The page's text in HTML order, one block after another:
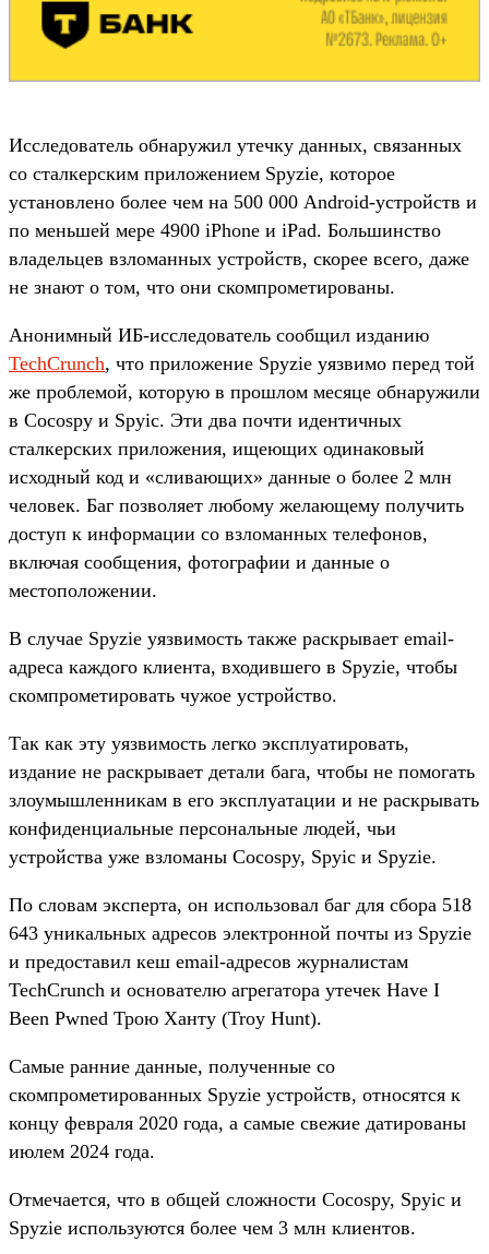
Исследователь обнаружил утечку данных, связанных
со сталкерским приложением Spyzie, которое
установлено более чем на 500 000 Android-устройств и
по меньшей мере 4900 iPhone и iPad. Большинство
владельцев взломанных устройств, скорее всего, даже
не знают о том, что они скомпрометированы.
Анонимный ИБ-исследователь сообщил изданию
TechCrunch, что приложение Spyzie уязвимо перед той
же проблемой, которую в прошлом месяце обнаружили
в Cocospy и Spyic. Эти два почти идентичных
сталкерских приложения, ищеющих одинаковый
исходный код и «сливающих» данные о более 2 млн
человек. Баг позволяет любому желающему получить
доступ к информации со взломанных телефонов,
включая сообщения, фотографии и данные о
местоположении.
В случае Spyzie уязвимость также раскрывает email-
адреса каждого клиента, входившего в Spyzie, чтобы
скомпрометировать чужое устройство.
Так как эту уязвимость легко эксплуатировать,
издание не раскрывает детали бага, чтобы не помогать
злоумышленникам в его эксплуатации и не раскрывать
конфиденциальные персональные людей, чьи
устройства уже взломаны Cocospy, Spyic и Spyzie.
По словам эксперта, он использовал баг для сбора 518
643 уникальных адресов электронной почты из Spyzie
и предоставил кеш email-адресов журналистам
TechCrunch и основателю агрегатора утечек Have I
Been Pwned Трою Ханту (Troy Hunt).
Самые ранние данные, полученные со
скомпрометированных Spyzie устройств, относятся к
концу февраля 2020 года, а самые свежие датированы
июлем 2024 года.
Отмечается, что в общей сложности Cocospy, Spyic и
Spyzie используются более чем 3 млн клиентов.